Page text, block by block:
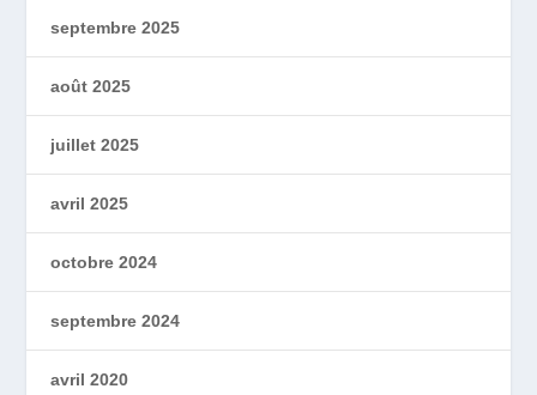
septembre 2025
août 2025
juillet 2025
avril 2025
octobre 2024
septembre 2024
avril 2020